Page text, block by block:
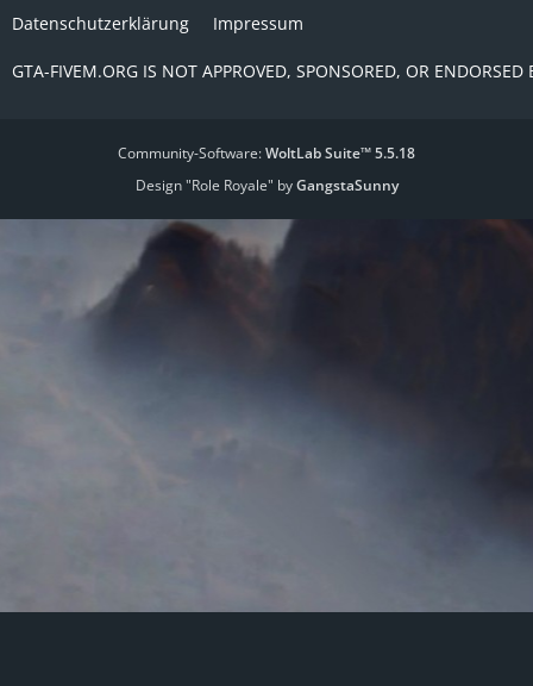
Datenschutzerklärung Impressum
GTA-FIVEM.ORG IS NOT APPROVED, SPONSORED, OR ENDORSED
Community-Software:WoltLab Suite™ 5.5.18
Design "Role Royale" byGangstaSunny